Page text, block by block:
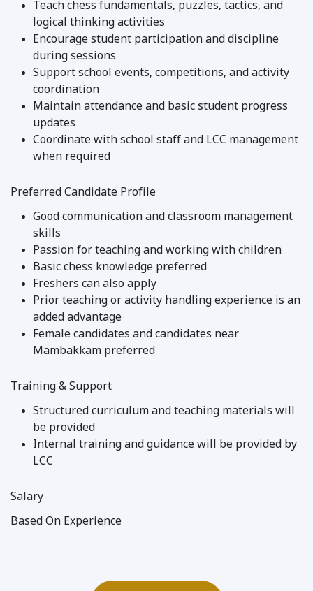
Teach chess fundamentals, puzzles, tactics, and
logical thinking activities
Encourage student participation and discipline
during sessions
Support school events, competitions, and activity
coordination
Maintain attendance and basic student progress
updates
Coordinate with school staff and LCC management
when required
Preferred Candidate Profile
Good communication and classroom management
skills
Passion for teaching and working with children
Basic chess knowledge preferred
Freshers can also apply
Prior teaching or activity handling experience is an
added advantage
Female candidates and candidates near
Mambakkam preferred
Training & Support
Structured curriculum and teaching materials will
be provided
Internal training and guidance will be provided by
LCC
Salary
Based On Experience